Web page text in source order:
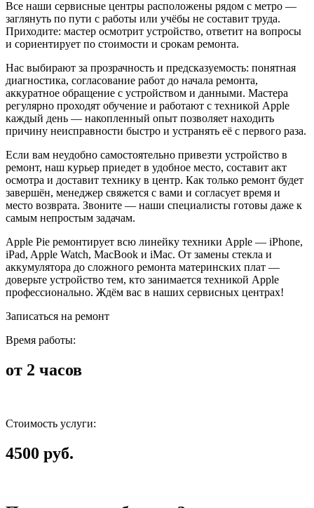
Все наши сервисные центры расположены рядом с метро —
заглянуть по пути с работы или учёбы не составит труда.
Приходите: мастер осмотрит устройство, ответит на вопросы
и сориентирует по стоимости и срокам ремонта.
Нас выбирают за прозрачность и предсказуемость: понятная
диагностика, согласование работ до начала ремонта,
аккуратное обращение с устройством и данными. Мастера
регулярно проходят обучение и работают с техникой Apple
каждый день — накопленный опыт позволяет находить
причину неисправности быстро и устранять её с первого раза.
Если вам неудобно самостоятельно привезти устройство в
ремонт, наш курьер приедет в удобное место, составит акт
осмотра и доставит технику в центр. Как только ремонт будет
завершён, менеджер свяжется с вами и согласует время и
место возврата. Звоните — наши специалисты готовы даже к
самым непростым задачам.
Apple Pie ремонтирует всю линейку техники Apple — iPhone,
iPad, Apple Watch, MacBook и iMac. От замены стекла и
аккумулятора до сложного ремонта материнских плат —
доверьте устройство тем, кто занимается техникой Apple
профессионально. Ждём вас в наших сервисных центрах!
Записаться на ремонт
Время работы:
от 2 часов
Стоимость услуги:
4500 руб.